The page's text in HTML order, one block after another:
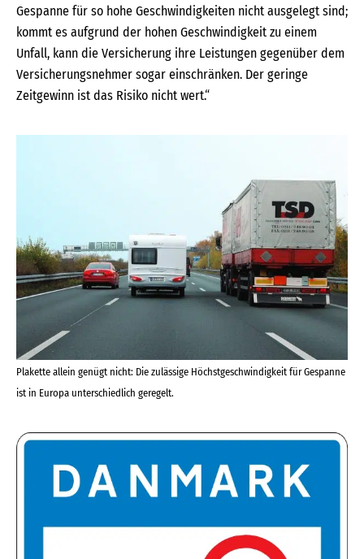
Gespanne für so hohe Geschwindigkeiten nicht ausgelegt sind;
kommt es aufgrund der hohen Geschwindigkeit zu einem
Unfall, kann die Versicherung ihre Leistungen gegenüber dem
Versicherungsnehmer sogar einschränken. Der geringe
Zeitgewinn ist das Risiko nicht wert.“
Plakette allein genügt nicht: Die zulässige Höchstgeschwindigkeit für Gespanne
ist in Europa unterschiedlich geregelt.